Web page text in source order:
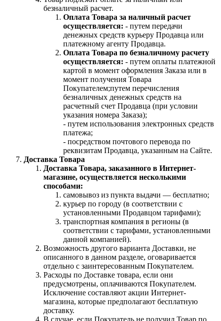
безналичный расчет.
Оплата Товара за наличный расчет
осуществляется: - путем передачи
денежных средств курьеру Продавца или
платежному агенту Продавца.
Оплата Товара по безналичному расчету
осуществляется: - путем оплаты платежной
картой в момент оформления Заказа или в
момент получения Товара
Покупателем;путем перечисления
безналичных денежных средств на
расчетный счет Продавца (при условии
указания номера Заказа);
- путем использования электронных средств
платежа;
- посредством почтового перевода по
реквизитам Продавца, указанным на Сайте.
Доставка Товара
Доставка Товара, заказанного в Интернет-
магазине, осуществляется несколькими
способами:
самовывоз из пункта выдачи — бесплатно;
курьер по городу (в соответствии с
установленными Продавцом тарифами);
транспортная компания в регионы (в
соответствии с тарифами, установленными
данной компанией).
Возможность другого варианта Доставки, не
описанного в данном разделе, оговаривается
отдельно с заинтересованным Покупателем.
Расходы по Доставке товара, если они
предусмотрены, оплачиваются Покупателем.
Исключение составляют акции Интернет-
магазина, которые предполагают бесплатную
доставку.
В случае, если Покупатель не получил Товар по